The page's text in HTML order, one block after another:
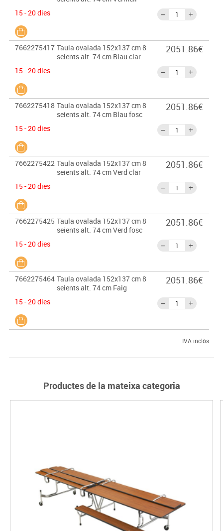
15 - 20 dies
7662275417 Taula ovalada 152x137 cm 8
seients alt. 74 cm Blau clar
15 - 20 dies
2051.86€
7662275418 Taula ovalada 152x137 cm 8
seients alt. 74 cm Blau fosc
15 - 20 dies
2051.86€
7662275422 Taula ovalada 152x137 cm 8
seients alt. 74 cm Verd clar
15 - 20 dies
2051.86€
7662275425 Taula ovalada 152x137 cm 8
seients alt. 74 cm Verd fosc
15 - 20 dies
2051.86€
7662275464 Taula ovalada 152x137 cm 8
seients alt. 74 cm Faig
15 - 20 dies
2051.86€
IVA inclòs
Productes de la mateixa categoria